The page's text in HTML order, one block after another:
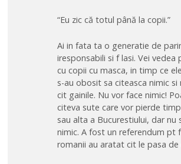
“Eu zic că totul până la copii.”
Ai in fata ta o generatie de
iresponsabili si f lasi. Vei vedea
cu copii cu masca, in timp ce
s-au obosit sa citeasca nimic
cit gainile. Nu vor face nimic!
citeva sute care vor pierde
sau alta a Bucurestiului, dar nu
nimic. A fost un referendum pt
romanii au aratat cit le pasa de